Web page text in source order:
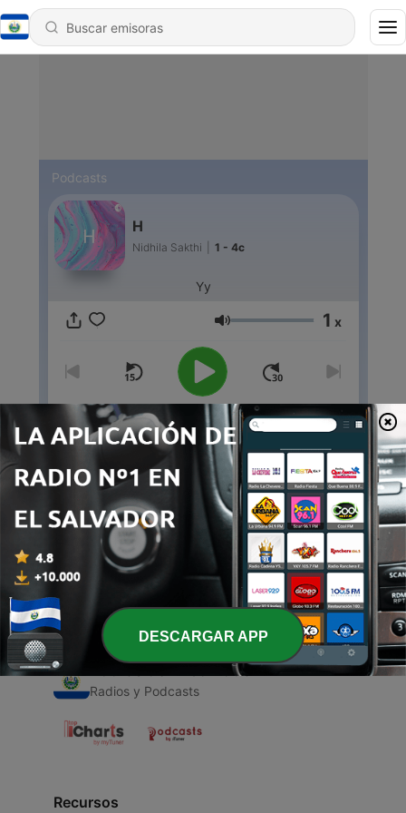
Podcasts
H
Nidhila Sakthi 1 - 4c
Yy
Volumen 1 x
00:00 00:00
Episodios
1 - 4c
12 dic. 2020
Radios de El Salvador
Radios y Podcasts
Recursos
DESCARGAR APP